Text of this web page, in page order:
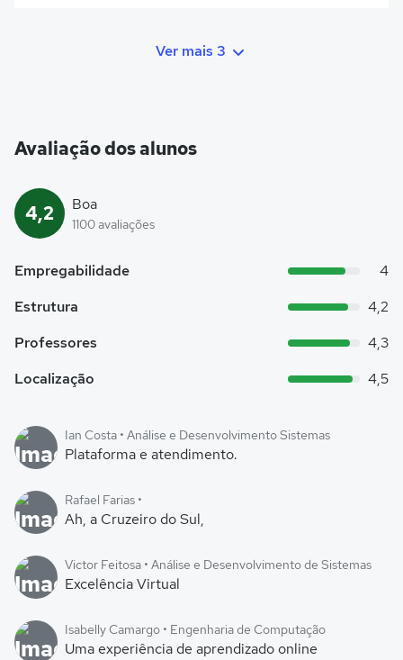
Ver mais 3
Avaliação dos alunos
4,2 Boa
1100 avaliações
Empregabilidade
4
Estrutura
4,2
Professores
4,3
Localização
4,5
Ian Costa • Análise e Desenvolvimento Sistemas
Plataforma e atendimento.
Rafael Farias •
Ah, a Cruzeiro do Sul,
Victor Feitosa • Análise e Desenvolvimento de Sistemas
Excelência Virtual
Isabelly Camargo • Engenharia de Computação
Uma experiência de aprendizado online